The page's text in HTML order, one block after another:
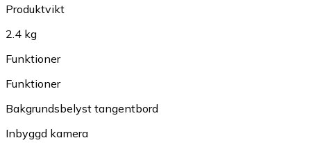
Produktvikt
2.4 kg
Funktioner
Funktioner
Bakgrundsbelyst tangentbord
Inbyggd kamera